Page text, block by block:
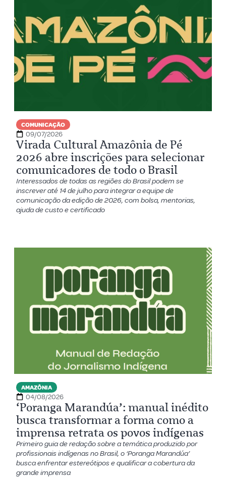
COMUNICAÇÃO
09/07/2026
Virada Cultural Amazônia de Pé
2026 abre inscrições para selecionar
comunicadores de todo o Brasil
Interessados de todas as regiões do Brasil podem se
inscrever até 14 de julho para integrar a equipe de
comunicação da edição de 2026, com bolsa, mentorias,
ajuda de custo e certificado
AMAZÔNIA
04/08/2026
‘Poranga Marandúa’: manual inédito
busca transformar a forma como a
imprensa retrata os povos indígenas
Primeiro guia de redação sobre a temática produzido por
profissionais indígenas no Brasil, o ‘Poranga Marandúa’
busca enfrentar estereótipos e qualificar a cobertura da
grande imprensa